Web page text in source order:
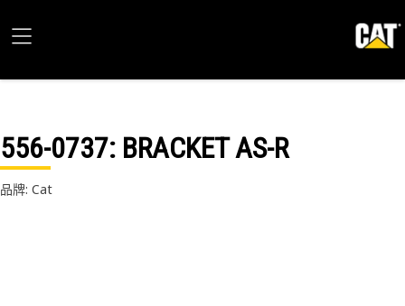
556-0737: BRACKET AS-R
品牌: Cat